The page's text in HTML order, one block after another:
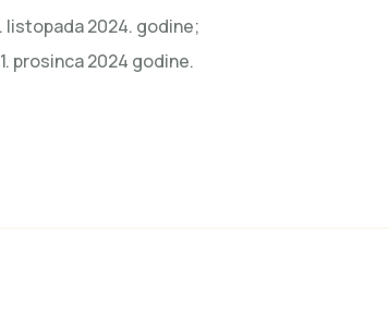
listopada 2024. godine;
prosinca 2024 godine.